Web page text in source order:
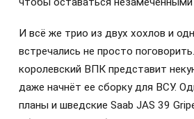
И всё же трио из двух хохлов и
встречались не просто
королевский ВПК представит
даже начнёт ее сборку для ВСУ.
планы и шведские Saab JAS 39